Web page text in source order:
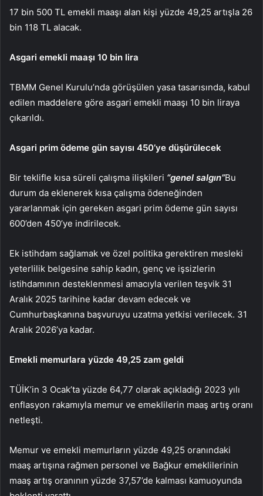
17 bin 500 TL emekli maaşı alan kişi yüzde 49,25 artışla 26
bin 118 TL alacak.
Asgari emekli maaşı 10 bin lira
TBMM Genel Kurulu’nda görüşülen yasa tasarısında, kabul
edilen maddelere göre asgari emekli maaşı 10 bin liraya
çıkarıldı.
Asgari prim ödeme gün sayısı 450’ye düşürülecek
Bir teklifle kısa süreli çalışma ilişkileri “genel salgın”Bu
durum da eklenerek kısa çalışma ödeneğinden
yararlanmak için gereken asgari prim ödeme gün sayısı
600’den 450’ye indirilecek.
Ek istihdam sağlamak ve özel politika gerektiren mesleki
yeterlilik belgesine sahip kadın, genç ve işsizlerin
istihdamının desteklenmesi amacıyla verilen teşvik 31
Aralık 2025 tarihine kadar devam edecek ve
Cumhurbaşkanına başvuruyu uzatma yetkisi verilecek. 31
Aralık 2026’ya kadar.
Emekli memurlara yüzde 49,25 zam geldi
TÜİK’in 3 Ocak’ta yüzde 64,77 olarak açıkladığı 2023 yılı
enflasyon rakamıyla memur ve emeklilerin maaş artış oranı
netleşti.
Memur ve emekli memurların yüzde 49,25 oranındaki
maaş artışına rağmen personel ve Bağkur emeklilerinin
maaş artış oranının yüzde 37,57’de kalması kamuoyunda